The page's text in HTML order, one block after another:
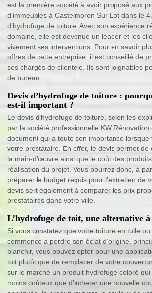
est la première société à avoir proposé aux
d’immeubles à Castelmoron Sur Lot dans le
d’hydrofuge de toiture. Avec son expérience
domaine, elle est devenue un leader et les
vivement ses interventions. Pour en savoir
offres de cette entreprise, il est conseillé de
ses chargés de clientèle. Ils sont joignables
de bureau.
Devis d’hydrofuge de toiture :
est-il important ?
Le devis d’hydrofuge de toiture, selon les
par la société professionnelle KW Rénovation
document qui a toute son importance lorsque
votre prestataire. En effet, le devis permet de
la main-d’œuvre ainsi que le coût des
réalisation du projet. Vous pourrez donc, à
préparer le budget requis pour l’entretien de
devis sert également à comparer les prix
prestataires dans votre ville.
L’hydrofuge de toit, une alternative
Si vous constatez que votre toiture en tuile ou
commence a perdre son éclat d’origine,
blanchir, vous pouvez opter pour une
toit plutôt que de remplacer de votre
sur le marché un produit hydrofuge coloré
moins coûteux que d’acheter une nouvelle